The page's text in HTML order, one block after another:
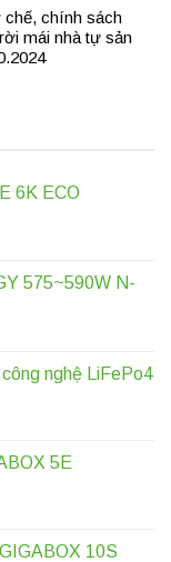
chế, chính sách
mái nhà tự sản
6K ECO
575~590W N-
nghệ LiFePo4
5E
10S